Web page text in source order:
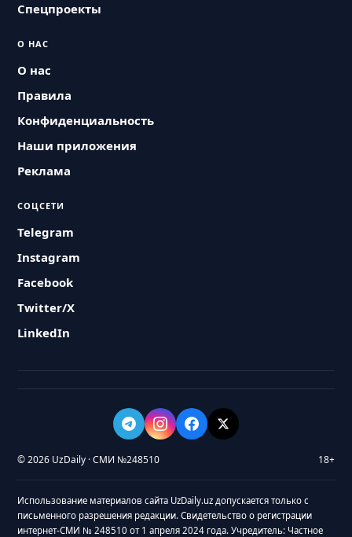
Спецпроекты
О НАС
О нас
Правила
Конфиденциальность
Наши приложения
Реклама
СОЦСЕТИ
Telegram
Instagram
Facebook
Twitter/X
LinkedIn
© 2026 UzDaily · СМИ №248510 18+
Использование материалов сайта UzDaily.uz допускается только с
письменного разрешения редакции. Свидетельство о регистрации
интернет-СМИ № 248510 от 1 апреля 2024 года. Учредитель: Частное